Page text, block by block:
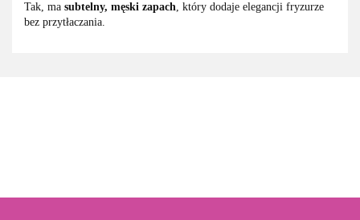
Tak, ma subtelny, męski zapach, który dodaje elegancji fryzurze
bez przytłaczania.